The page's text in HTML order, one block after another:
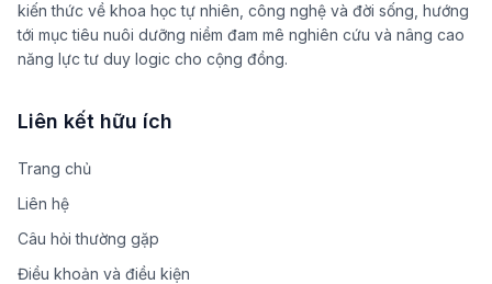
kiến thức về khoa học tự nhiên, công nghệ và đời sống, hướng
tới mục tiêu nuôi dưỡng niềm đam mê nghiên cứu và nâng cao
năng lực tư duy logic cho cộng đồng.
Liên kết hữu ích
Trang chủ
Liên hệ
Câu hỏi thường gặp
Điều khoản và điều kiện